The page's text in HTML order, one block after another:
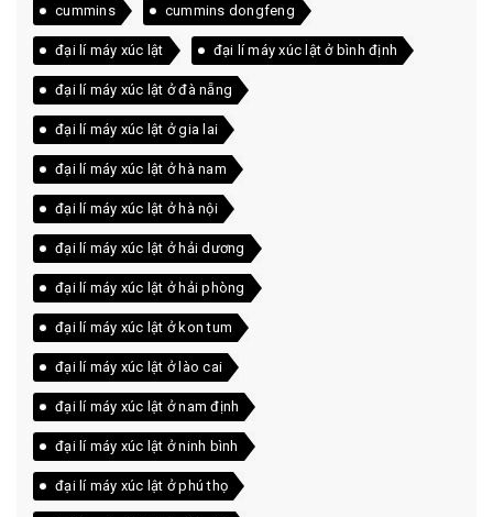
cummins cummins dongfeng
đại lí máy xúc lật đại lí máy xúc lật ở bình định
đại lí máy xúc lật ở đà nẵng
đại lí máy xúc lật ở gia lai
đại lí máy xúc lật ở hà nam
đại lí máy xúc lật ở hà nội
đại lí máy xúc lật ở hải dương
đại lí máy xúc lật ở hải phòng
đại lí máy xúc lật ở kon tum
đại lí máy xúc lật ở lào cai
đại lí máy xúc lật ở nam định
đại lí máy xúc lật ở ninh bình
đại lí máy xúc lật ở phú thọ